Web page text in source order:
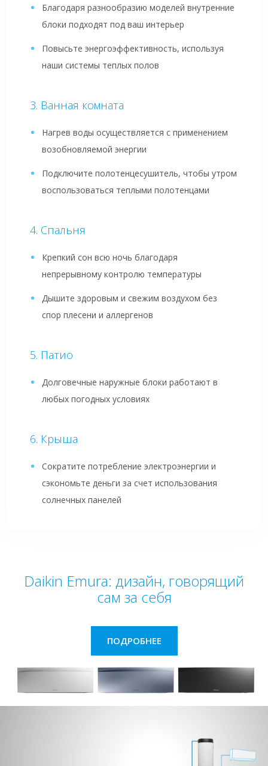
Благодаря разнообразию моделей внутренние
блоки подходят под ваш интерьер
Повысьте энергоэффективность, используя
наши системы теплых полов
Ванная комната
Нагрев воды осуществляется с применением
возобновляемой энергии
Подключите полотенцесушитель, чтобы утром
воспользоваться теплыми полотенцами
Спальня
Крепкий сон всю ночь благодаря
непрерывному контролю температуры
Дышите здоровым и свежим воздухом без
спор плесени и аллергенов
Патио
Долговечные наружные блоки работают в
любых погодных условиях
Крыша
Сократите потребление электроэнергии и
сэкономьте деньги за счет использования
солнечных панелей
Daikin Emura: дизайн, говорящий
сам за себя
ПОДРОБНЕЕ